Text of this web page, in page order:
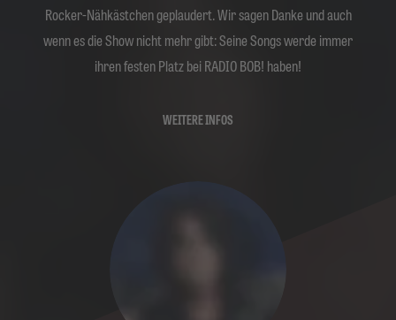
Rocker-Nähkästchen geplaudert. Wir sagen Danke und auch
wenn es die Show nicht mehr gibt: Seine Songs werde immer
ihren festen Platz bei RADIO BOB! haben!
WEITERE INFOS